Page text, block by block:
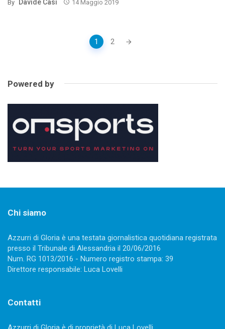
By Davide Casi 14 Maggio 2019
1 2
Powered by
Chi siamo
Azzurri di Gloria è una testata giornalistica quotidiana registrata
presso il Tribunale di Alessandria il 20/06/2016
Num. RG 1013/2016 - Numero registro stampa: 39
Direttore responsabile: Luca Lovelli
Contatti